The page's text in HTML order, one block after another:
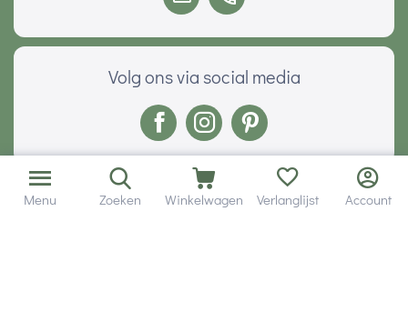
Volg ons via social media
Onze klanten geven ons een
Menu Zoeken Winkelwagen Verlanglijst Account